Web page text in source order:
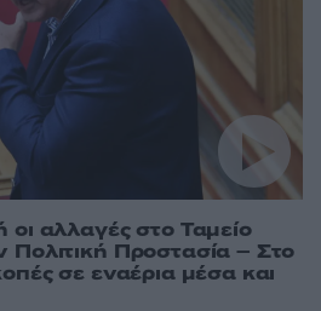
αλλαγές στο Ταμείο
Προστασία – Στο
σε εναέρια μέσα και